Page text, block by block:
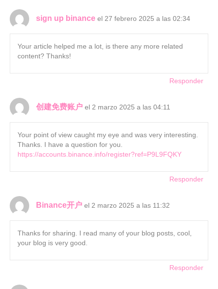
sign up binance el 27 febrero 2025 a las 02:34
Your article helped me a lot, is there any more related
content? Thanks!
Responder
创建免费账户 el 2 marzo 2025 a las 04:11
Your point of view caught my eye and was very interesting.
Thanks. I have a question for you.
https://accounts.binance.info/register?ref=P9L9FQKY
Responder
Binance开户 el 2 marzo 2025 a las 11:32
Thanks for sharing. I read many of your blog posts, cool,
your blog is very good.
Responder